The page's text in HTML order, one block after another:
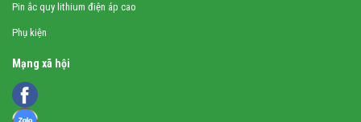
Pin ắc quy lithium điện áp cao
Phụ kiện
Mạng xã hội